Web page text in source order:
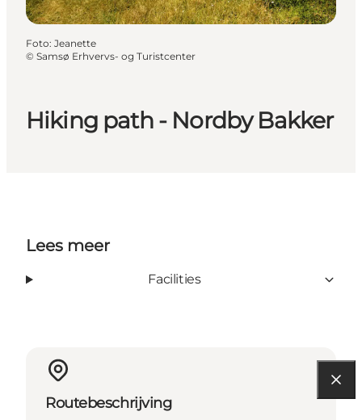
Hiking path - Nordby Bakker
Foto: Jeanette
© Samsø Erhvervs- og Turistcenter
Lees meer
Facilities
Routebeschrijving